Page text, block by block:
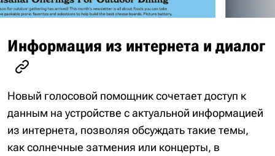
Информация из интернета и диалог
Новый голосовой помощник сочетает доступ к
данным на устройстве с актуальной информацией
из интернета, позволяя обсуждать такие темы,
как солнечные затмения или концерты, в